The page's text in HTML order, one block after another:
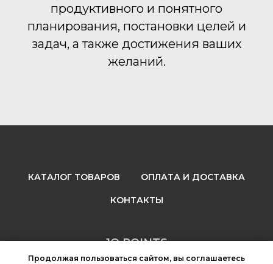
Продолжая пользоваться сайтом, вы соглашаетесь
продуктивного и понятного
планирования, постановки целей и
задач, а также достижения ваших
желаний.
КАТАЛОГ ТОВАРОВ ОПЛАТА И ДОСТАВКА
КОНТАКТЫ
1O POINTS